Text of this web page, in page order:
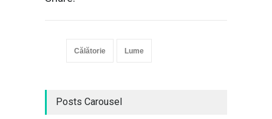
Călătorie Lume
Posts Carousel